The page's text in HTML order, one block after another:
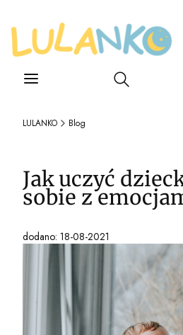
Otwórz
LULANKO Blog
Jak uczyć
sobie z
dodano: 18-08-2021